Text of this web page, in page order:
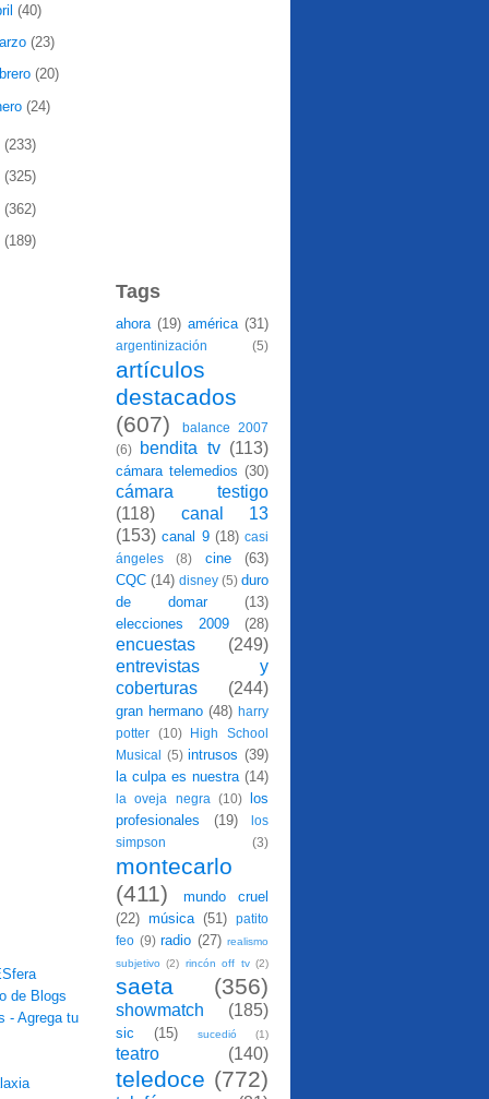
(40)
(23)
(20)
(24)
(233)
(325)
(362)
(189)
Tags
ahora (19) américa (31)
argentinización (5)
artículos
destacados
(607)
balance 2007
(6)
bendita tv (113)
cámara telemedios (30)
cámara testigo
(118)
canal 13
(153) canal 9 (18) casi
ángeles
(8) cine
(63)
CQC (14) disney (5) duro
de domar
(13)
elecciones 2009
(28)
encuestas
(249)
entrevistas y
coberturas
(244)
gran hermano (48) harry
potter
(10)
High School
Musical (5) intrusos (39)
la culpa es nuestra (14)
la oveja negra (10)
los
profesionales
(19)
los
simpson
(3)
montecarlo
(411)
mundo cruel
(22) música (51)
patito
feo (9) radio (27) realismo
subjetivo (2) rincón off tv (2)
saeta (356)
showmatch (185)
sic (15) sucedió (1)
teatro (140)
teledoce (772)